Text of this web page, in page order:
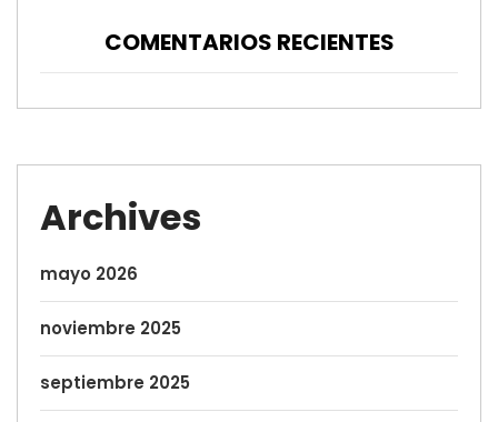
COMENTARIOS RECIENTES
Archives
mayo 2026
noviembre 2025
septiembre 2025